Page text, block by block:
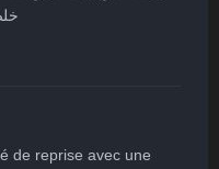
de reprise avec une